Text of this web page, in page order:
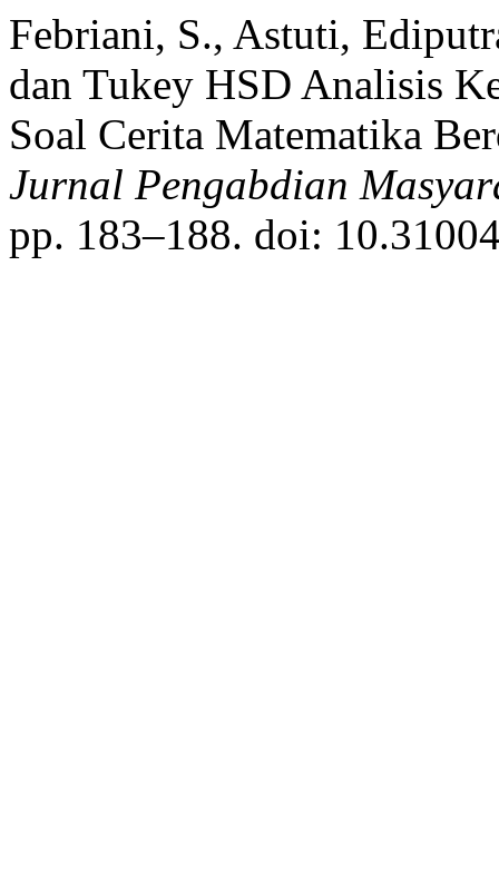
Febriani, S., Astuti,
dan Tukey HSD Analisis
Soal Cerita Matematika
Jurnal Pengabdian
pp. 183–188. doi: